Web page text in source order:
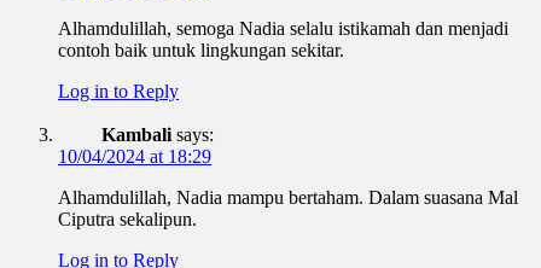
Alhamdulillah, semoga Nadia selalu istikamah dan menjadi
contoh baik untuk lingkungan sekitar.
Log in to Reply
Kambali says:
10/04/2024 at 18:29
Alhamdulillah, Nadia mampu bertaham. Dalam suasana Mal
Ciputra sekalipun.
Log in to Reply